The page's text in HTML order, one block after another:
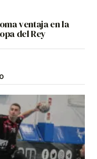
ventaja en la
del Rey